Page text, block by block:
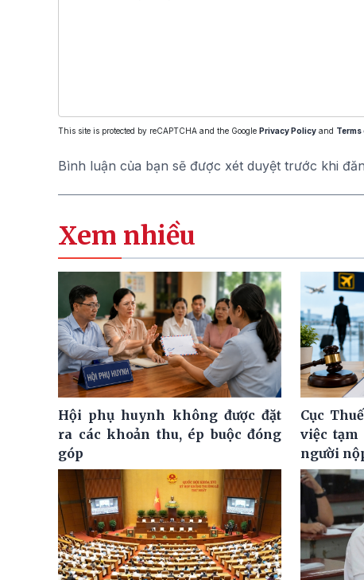
This site is protected by reCAPTCHA and the Google Privacy Policy and Terms
Bình luận của bạn sẽ được xét duyệt trước khi
Xem nhiều
Hội phụ huynh không được đặt
ra các khoản thu, ép buộc đóng
góp
Cục
việc tạm
người